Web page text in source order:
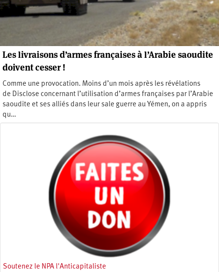
Les livraisons d’armes françaises à l’Arabie saoudite
doivent cesser !
Comme une provocation. Moins d’un mois après les révélations
de Disclose concernant l’utilisation d’armes françaises par l’Arabie
saoudite et ses alliés dans leur sale guerre au Yémen, on a appris
qu…
Soutenez le NPA l'Anticapitaliste